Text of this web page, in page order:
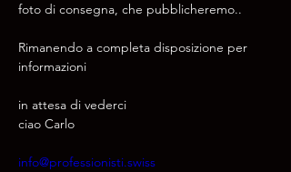
foto di consegna, che pubblicheremo..
Rimanendo a completa disposizione per
informazioni
in attesa di vederci
ciao Carlo
info@professionisti.swiss